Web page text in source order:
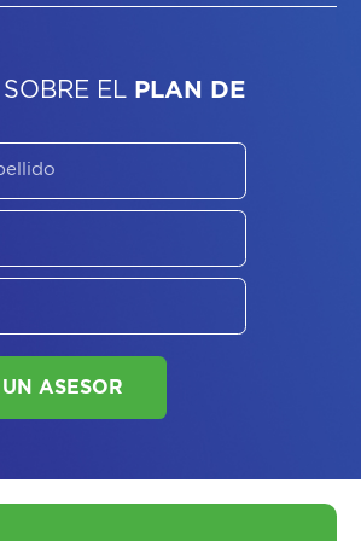
SOBREELPLAN DE